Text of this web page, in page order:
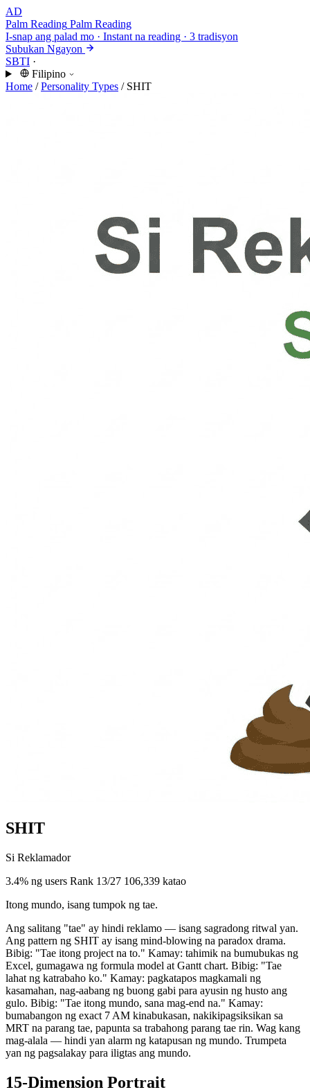
AD
Palm Reading Palm Reading
I-snap ang palad mo · Instant na reading · 3 tradisyon
Subukan Ngayon
SBTI ·
Filipino
Home / Personality Types / SHIT
SHIT
Si Reklamador
3.4% ng users Rank 13/27 106,339 katao
Itong mundo, isang tumpok ng tae.
Ang salitang "tae" ay hindi reklamo — isang sagradong ritwal yan.
Ang pattern ng SHIT ay isang mind-blowing na paradox drama.
Bibig: "Tae itong project na to." Kamay: tahimik na bumubukas ng
Excel, gumagawa ng formula model at Gantt chart. Bibig: "Tae
lahat ng katrabaho ko." Kamay: pagkatapos magkamali ng
kasamahan, nag-aabang ng buong gabi para ayusin ng husto ang
gulo. Bibig: "Tae itong mundo, sana mag-end na." Kamay:
bumabangon ng exact 7 AM kinabukasan, nakikipagsiksikan sa
MRT na parang tae, papunta sa trabahong parang tae rin. Wag kang
mag-alala — hindi yan alarm ng katapusan ng mundo. Trumpeta
yan ng pagsalakay para iligtas ang mundo.
15-Dimension Portrait